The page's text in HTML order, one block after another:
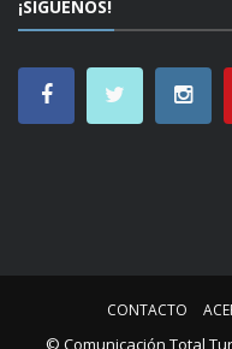
¡SÍGUENOS!
CONTACTO